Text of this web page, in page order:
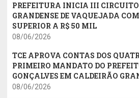
PREFEITURA INICIA III
GRANDENSE DE VAQUEJADA
SUPERIOR A R$ 50 MIL
08/06/2026
TCE APROVA CONTAS DOS
PRIMEIRO MANDATO DO
GONÇALVES EM CALDEIRÃO
08/06/2026